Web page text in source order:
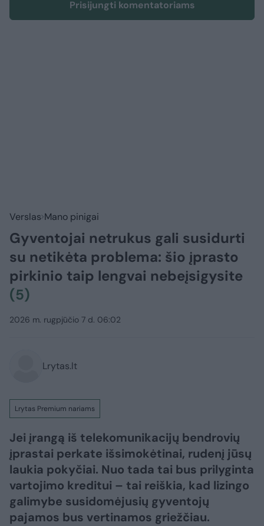
Prisijungti komentatoriams
Verslas Mano pinigai
Gyventojai netrukus gali susidurti
su netikėta problema: šio įprasto
pirkinio taip lengvai nebeįsigysite
(5)
2026 m. rugpjūčio 7 d. 06:02
Lrytas.lt
Lrytas Premium nariams
Jei įrangą iš telekomunikacijų bendrovių
įprastai perkate išsimokėtinai, rudenį jūsų
laukia pokyčiai. Nuo tada tai bus prilyginta
vartojimo kreditui – tai reiškia, kad lizingo
galimybe susidomėjusių gyventojų
pajamos bus vertinamos griežčiau.